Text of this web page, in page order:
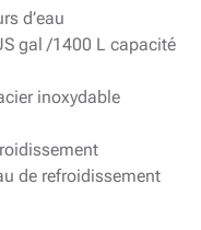
d’eau
gal /1400 L capacité
inoxydable
de refroidissement